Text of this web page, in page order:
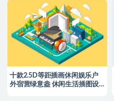
十款2.5D等距插画休闲娱乐户
外宿营绿意盎 休闲生活插图设